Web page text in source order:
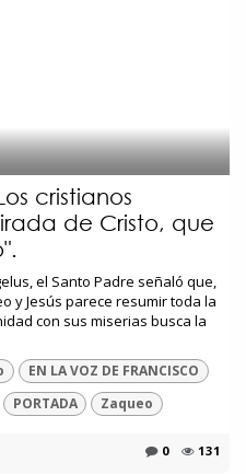
cristianos
de Cristo, que
el Santo Padre señaló que,
y Jesús parece resumir toda la
con sus miserias busca la
EN LA VOZ DE FRANCISCO
PORTADA Zaqueo
0 131